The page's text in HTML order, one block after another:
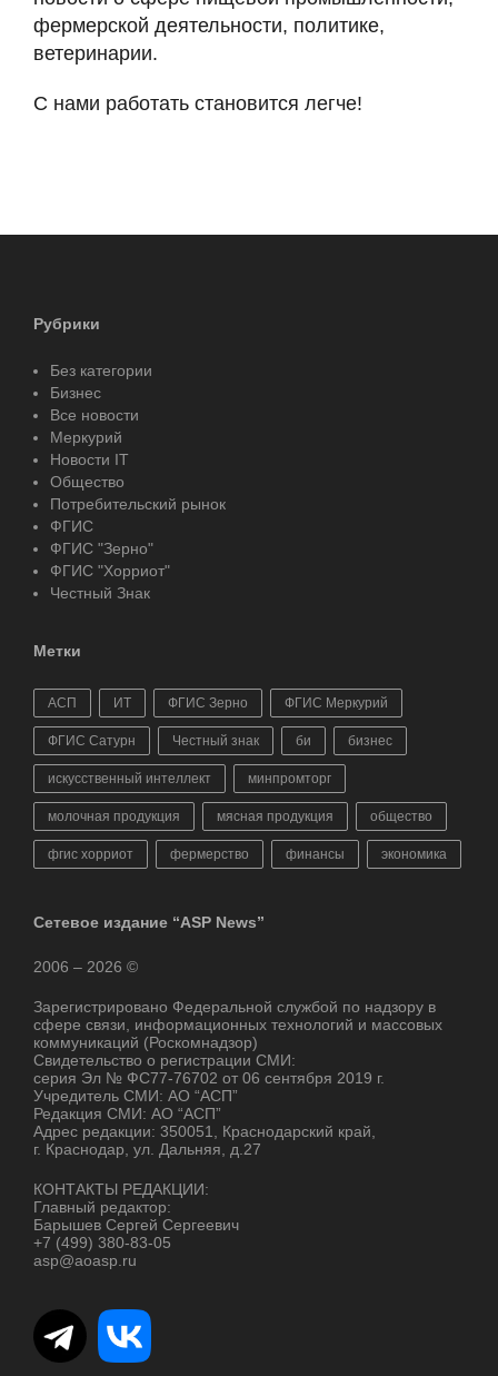
фермерской деятельности, политике,
ветеринарии.
С нами работать становится легче!
Рубрики
Без категории
Бизнес
Все новости
Меркурий
Новости IT
Общество
Потребительский рынок
ФГИС
ФГИС "Зерно"
ФГИС "Хорриот"
Честный Знак
Метки
АСП ИТ ФГИС Зерно ФГИС Меркурий
ФГИС Сатурн Честный знак би бизнес
искусственный интеллект минпромторг
молочная продукция мясная продукция общество
фгис хорриот фермерство финансы экономика
Сетевое издание “ASP News”
2006 – 2026 ©
Зарегистрировано Федеральной службой по надзору в
сфере связи, информационных технологий и массовых
коммуникаций (Роскомнадзор)
Свидетельство о регистрации СМИ:
серия Эл № ФС77-76702 от 06 сентября 2019 г.
Учредитель СМИ: АО “АСП”
Редакция СМИ: АО “АСП”
Адрес редакции: 350051, Краснодарский край,
г. Краснодар, ул. Дальняя, д.27
КОНТАКТЫ РЕДАКЦИИ:
Главный редактор:
Барышев Сергей Сергеевич
+7 (499) 380-83-05
asp@aoasp.ru